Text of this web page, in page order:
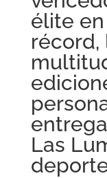
élite
récord,
Las